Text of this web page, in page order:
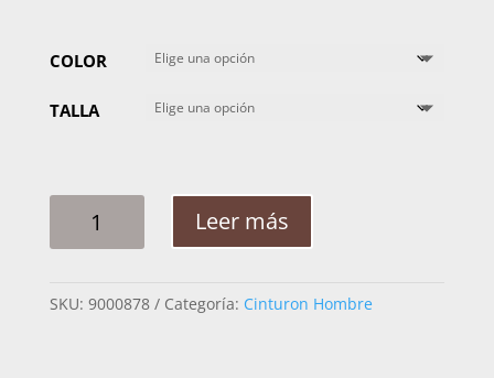
COLOR
TALLA
HOMBRE
5
Leer más
SKU: 9000878 Categoría: Cinturon Hombre